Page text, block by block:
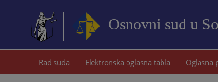
Osnovni sud u
Rad suda Elektronska oglasna tabla Oglasna